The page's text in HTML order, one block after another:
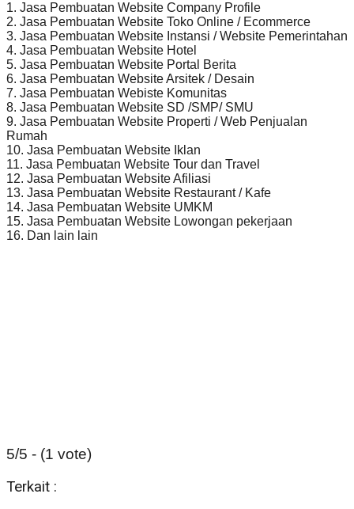
1. Jasa Pembuatan Website Company Profile
2. Jasa Pembuatan Website Toko Online / Ecommerce
3. Jasa Pembuatan Website Instansi / Website Pemerintahan
4. Jasa Pembuatan Website Hotel
5. Jasa Pembuatan Website Portal Berita
6. Jasa Pembuatan Website Arsitek / Desain
7. Jasa Pembuatan Webiste Komunitas
8. Jasa Pembuatan Website SD /SMP/ SMU
9. Jasa Pembuatan Website Properti / Web Penjualan
Rumah
10. Jasa Pembuatan Website Iklan
11. Jasa Pembuatan Website Tour dan Travel
12. Jasa Pembuatan Website Afiliasi
13. Jasa Pembuatan Website Restaurant / Kafe
14. Jasa Pembuatan Website UMKM
15. Jasa Pembuatan Website Lowongan pekerjaan
16. Dan lain lain
5/5 - (1 vote)
Terkait :